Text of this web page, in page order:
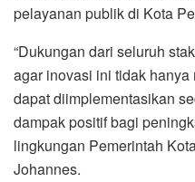
pelayanan publik di Kota
“Dukungan dari seluruh
agar inovasi ini tidak
dapat diimplementasikan
dampak positif bagi
lingkungan Pemerintah
Johannes.